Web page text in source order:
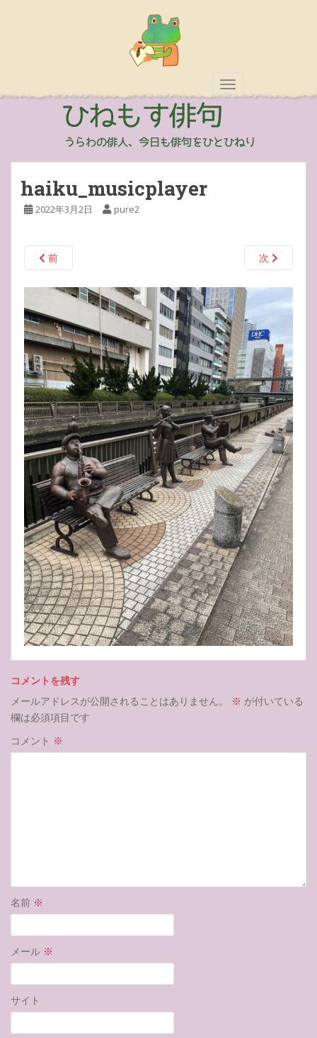
TOGGLE
haiku_musicplayer
2022年3月2日 pure2
前 次
コメントを残す
メールアドレスが公開されることはありません。
※ が付いている
欄は必須項目です
コメント ※
名前 ※
メール ※
サイト